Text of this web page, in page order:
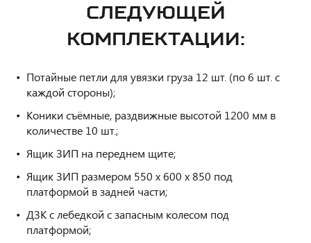
СЛЕДУЮЩЕЙ
КОМПЛЕКТАЦИИ:
Потайные петли для увязки груза 12 шт. (по 6 шт. с
каждой стороны);
Коники съёмные, раздвижные высотой 1200 мм в
количестве 10 шт.;
Ящик ЗИП на переднем щите;
Ящик ЗИП размером 550 х 600 х 850 под
платформой в задней части;
ДЗК с лебедкой с запасным колесом под
платформой;